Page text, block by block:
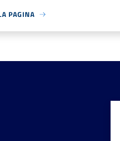
PAGINA